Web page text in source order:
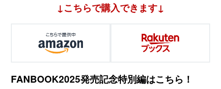
↓こちらで購入できます↓
FANBOOK2025発売記念特別編はこちら！